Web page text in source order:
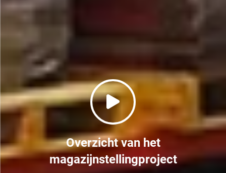
Overzicht van het
magazijnstellingproject